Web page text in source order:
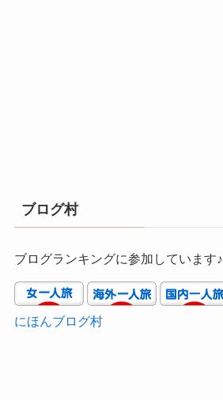
ブログ村
ブログランキングに参加しています♪
にほんブログ村